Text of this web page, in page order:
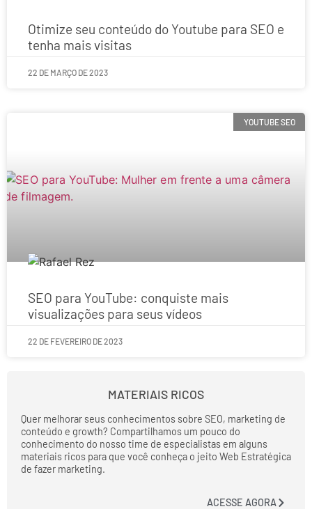
Otimize seu conteúdo do Youtube para SEO e
tenha mais visitas
22 DE MARÇO DE 2023
YOUTUBE SEO
SEO para YouTube: conquiste mais
visualizações para seus vídeos
22 DE FEVEREIRO DE 2023
MATERIAIS RICOS
Quer melhorar seus conhecimentos sobre SEO, marketing de
conteúdo e growth? Compartilhamos um pouco do
conhecimento do nosso time de especialistas em alguns
materiais ricos para que você conheça o jeito Web Estratégica
de fazer marketing.
ACESSE AGORA